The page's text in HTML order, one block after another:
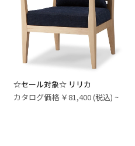
☆セール対象☆ リリカ
カタログ価格 ￥81,400 (税込) ~